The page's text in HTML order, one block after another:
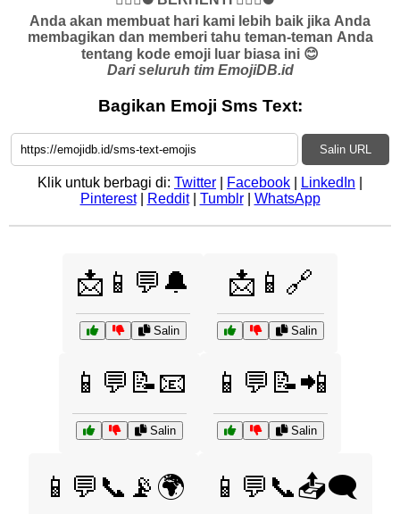
Anda akan membuat hari kami lebih baik jika Anda
membagikan dan memberi tahu teman-teman Anda
tentang kode emoji luar biasa ini 😊
Dari seluruh tim EmojiDB.id
Bagikan Emoji Sms Text:
Salin URL
Klik untuk berbagi di: Twitter Facebook LinkedIn
Pinterest| Reddit| Tumblr| WhatsApp
📩📱💬🔔
Salin
📩📱🔗
Salin
📱💬📝📧
Salin
📱💬📝📲
Salin
📱💬📞📡🌍 📱💬📞📤🗨️